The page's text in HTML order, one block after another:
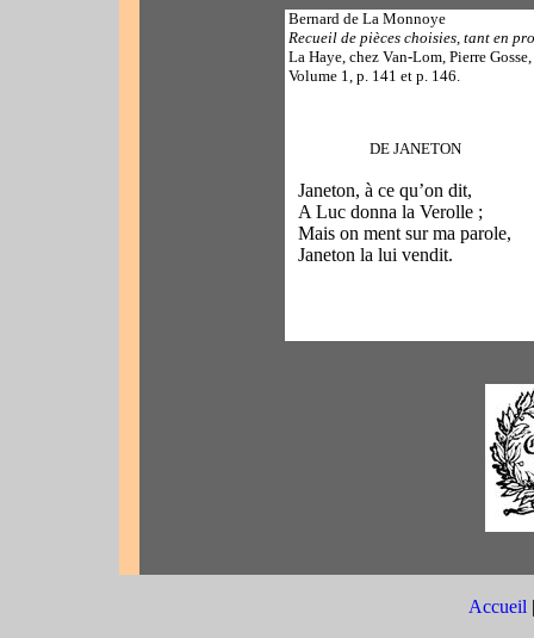
Bernard de La Monnoye
Recueil de pièces choisies, tant en
La Haye, chez Van-Lom, Pierre
Volume 1, p. 141 et p. 146.
DE JANETON
Janeton, à ce qu’on dit,
A Luc donna la Verolle ;
Mais on ment sur ma parole,
Janeton la lui vendit.
Accueil